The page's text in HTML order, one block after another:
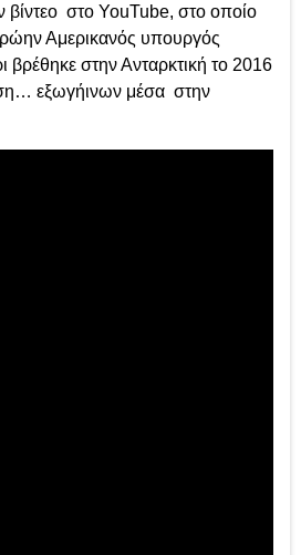
βίντεο στο YouTube, στο οποίο
Αμερικανός υπουργός
βρέθηκε στην Ανταρκτική το 2016
εξωγήινων μέσα στην